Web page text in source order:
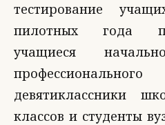
тестирование
пилотных года
учащиеся
девятиклассники
классов и студенты